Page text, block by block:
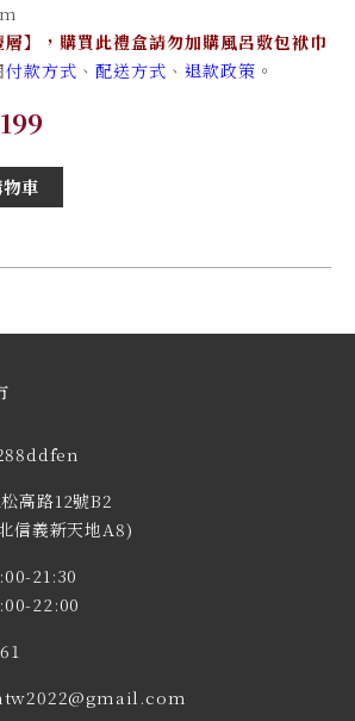
】，購買此禮盒請勿加購風呂敷包袱巾
付款方式 、 配送方式 、 退款政策 。
199
價
格：
車
高路12號B2
信義新天地A8)
21:30
22:00